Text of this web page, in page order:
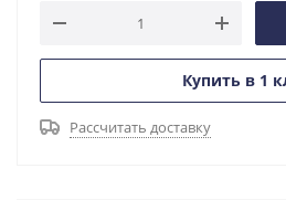
Купить в 1
Рассчитать доставку